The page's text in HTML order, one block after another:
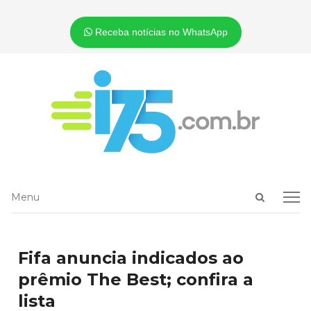
Receba notícias no WhatsApp
Open
Menu
Menu
Fifa anuncia indicados ao
prêmio The Best; confira a
lista